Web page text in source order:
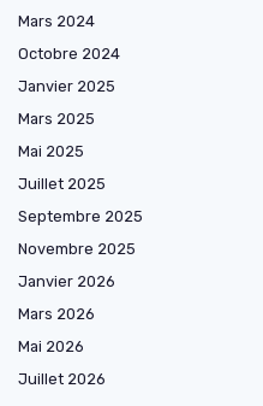
Mars 2024
Octobre 2024
Janvier 2025
Mars 2025
Mai 2025
Juillet 2025
Septembre 2025
Novembre 2025
Janvier 2026
Mars 2026
Mai 2026
Juillet 2026